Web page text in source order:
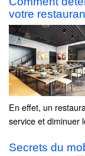
votre
En effet, un
service et diminuer
Secrets du